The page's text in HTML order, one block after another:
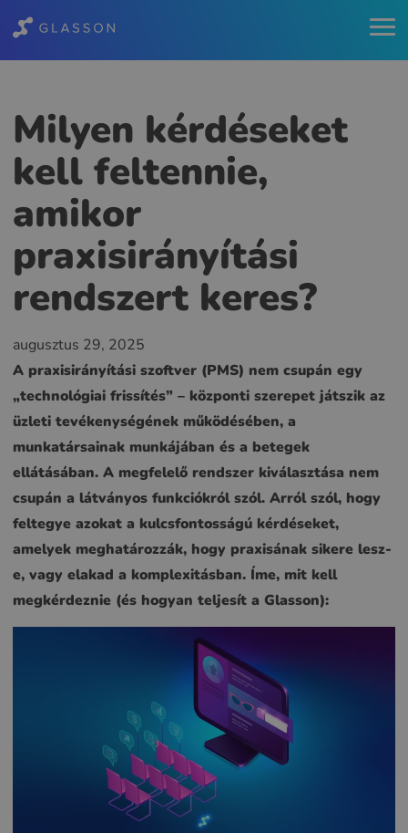
Milyen kérdéseket
kell feltennie,
amikor
praxisirányítási
rendszert keres?
augusztus 29, 2025
A praxisirányítási szoftver (PMS) nem csupán egy
„technológiai frissítés” – központi szerepet játszik az
üzleti tevékenységének működésében, a
munkatársainak munkájában és a betegek
ellátásában. A megfelelő rendszer kiválasztása nem
csupán a látványos funkciókról szól. Arról szól, hogy
feltegye azokat a kulcsfontosságú kérdéseket,
amelyek meghatározzák, hogy praxisának sikere lesz-
e, vagy elakad a komplexitásban. Íme, mit kell
megkérdeznie (és hogyan teljesít a Glasson):